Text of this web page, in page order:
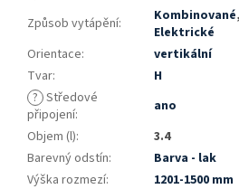
Způsob vytápění: Kombinované,
Elektrické
Orientace:
vertikální
Tvar:
H
? Středové
připojení:
ano
Objem (l):
3.4
Barevný odstín:
Barva - lak
Výška rozmezí:
1201-1500 mm